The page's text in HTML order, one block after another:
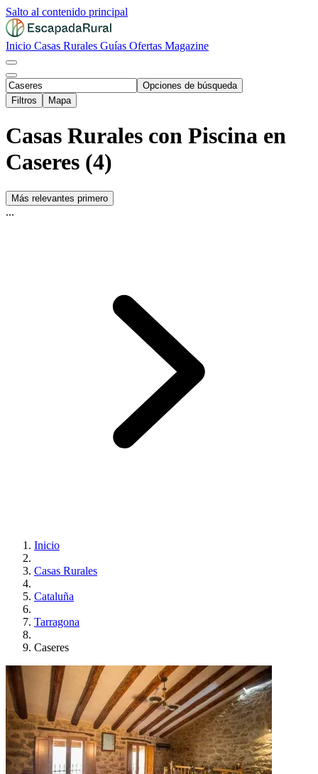
Salto al contenido principal
Inicio Casas Rurales Guías Ofertas Magazine
Opciones de búsqueda
Filtros
Mapa
Casas Rurales con Piscina en
Caseres (4)
Más relevantes primero
...
Inicio
Casas Rurales
Cataluña
Tarragona
Caseres